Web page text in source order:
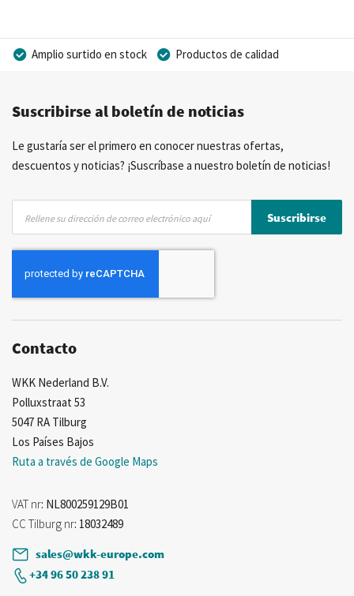
Amplio surtido en stock
Productos de calidad
Asesoramiento personal
Más de 40 años de experiencia
Posibilidad de crear marca privada
Suscribirse al boletín de noticias
Le gustaría ser el primero en conocer nuestras ofertas,
descuentos y noticias? ¡Suscríbase a nuestro boletín de noticias!
nuestro
boletín
Suscribirse
Contacto
WKK Nederland B.V.
Polluxstraat 53
5047 RA Tilburg
Los Países Bajos
Ruta a través de Google Maps
VAT nr: NL800259129B01
CC Tilburg nr: 18032489
sales@wkk-europe.com
+34 96 50 238 91